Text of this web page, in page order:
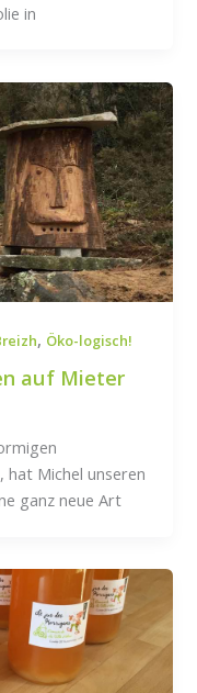
in
, Öko-logisch!
auf Mieter
hat Michel unseren
ganz neue Art